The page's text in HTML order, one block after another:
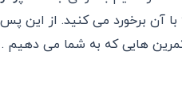
با آن برخورد می کنید. از این پس
هایی که به شما می دهیم